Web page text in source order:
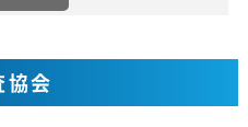
協会